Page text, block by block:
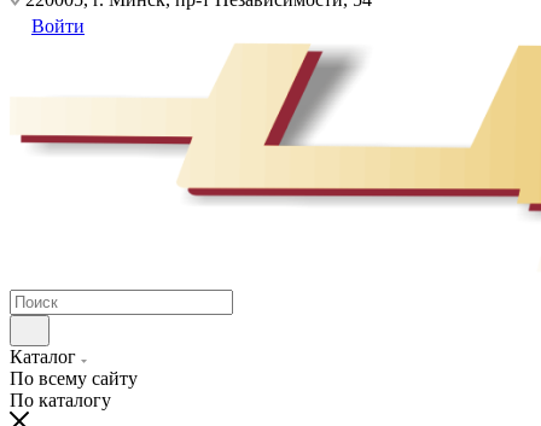
Войти
Каталог
По всему сайту
По каталогу